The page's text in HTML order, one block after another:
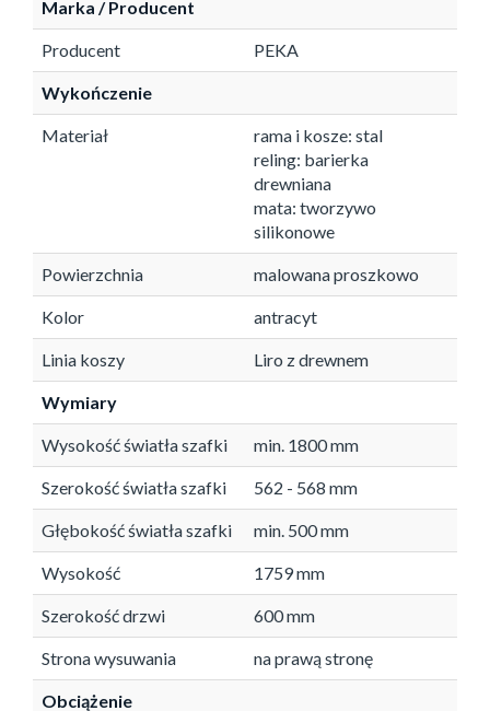
Marka / Producent
Producent PEKA
Wykończenie
Materiał
rama i kosze: stal
reling: barierka
drewniana
mata: tworzywo
silikonowe
Powierzchnia malowana proszkowo
Kolor antracyt
Linia koszy Liro z drewnem
Wymiary
Wysokość światła szafki min. 1800 mm
Szerokość światła szafki 562 - 568 mm
Głębokość światła szafki min. 500 mm
Wysokość 1759 mm
Szerokość drzwi 600 mm
Strona wysuwania na prawą stronę
Obciążenie